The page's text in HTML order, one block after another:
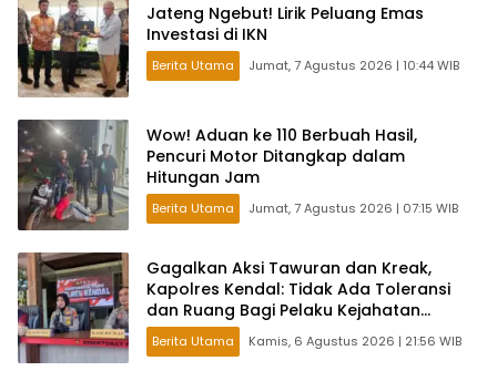
Jateng Ngebut! Lirik Peluang Emas
Investasi di IKN
Berita Utama Jumat, 7 Agustus 2026 | 10:44 WIB
Wow! Aduan ke 110 Berbuah Hasil,
Pencuri Motor Ditangkap dalam
Hitungan Jam
Berita Utama Jumat, 7 Agustus 2026 | 07:15 WIB
Gagalkan Aksi Tawuran dan Kreak,
Kapolres Kendal: Tidak Ada Toleransi
dan Ruang Bagi Pelaku Kejahatan
Jalanan
Berita Utama Kamis, 6 Agustus 2026 | 21:56 WIB